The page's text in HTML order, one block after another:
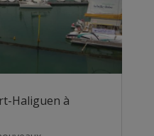
Haliguen à